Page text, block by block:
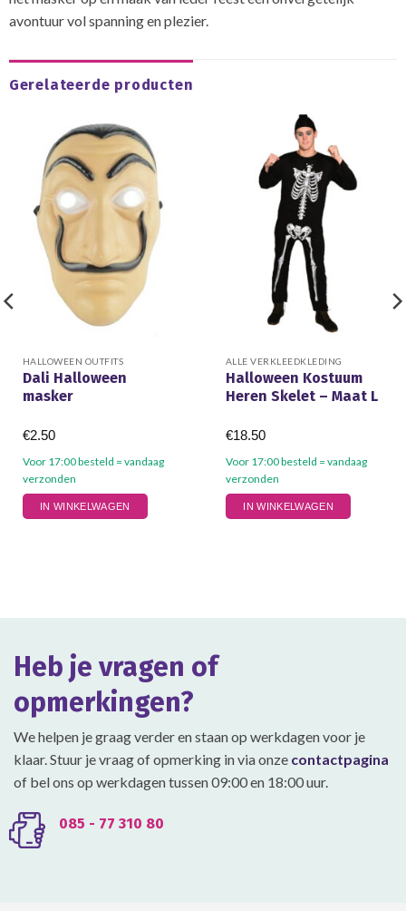
avontuur vol spanning en plezier.
Gerelateerde producten
HALLOWEEN OUTFITS
Dali Halloween
masker
Voor 17:00 besteld = vandaag
verzonden
€2.50
IN WINKELWAGEN
ALLE VERKLEEDKLEDING
Halloween Kostuum
Heren Skelet – Maat L
Voor 17:00 besteld = vandaag
verzonden
€18.50
IN WINKELWAGEN
Heb je vragen of
opmerkingen?
We helpen je graag verder en staan op werkdagen voor je
klaar. Stuur je vraag of opmerking in via onze contactpagina
of bel ons op werkdagen tussen 09:00 en 18:00 uur.
085 - 77 310 80